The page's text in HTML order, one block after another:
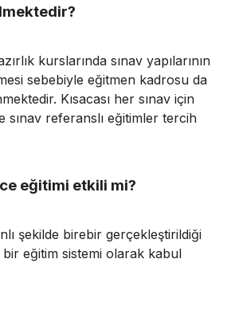
kurslarında sınav yapılarının
sebebiyle eğitmen kadrosu da
Kısacası her sınav için
sınav referanslı eğitimler tercih
eğitimi etkili mi?
şekilde birebir gerçekleştirildiği
eğitim sistemi olarak kabul